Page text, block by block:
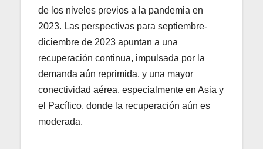
de los niveles previos a la pandemia en
2023. Las perspectivas para septiembre-
diciembre de 2023 apuntan a una
recuperación continua, impulsada por la
demanda aún reprimida. y una mayor
conectividad aérea, especialmente en Asia y
el Pacífico, donde la recuperación aún es
moderada.